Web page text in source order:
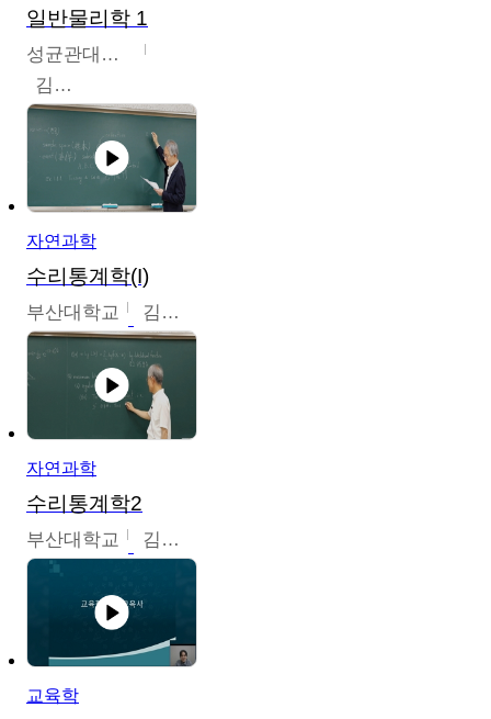
일반물리학 1
성균관대학교
김범준
자연과학
수리통계학(I)
부산대학교 김충락
자연과학
수리통계학2
부산대학교 김충락
교육학